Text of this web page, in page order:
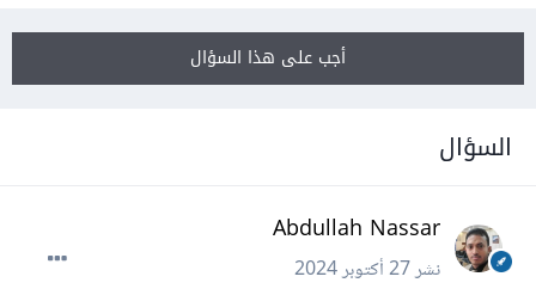
أجب على هذا السؤال
السؤال
Abdullah Nassar
نشر27 أكتوبر 2024